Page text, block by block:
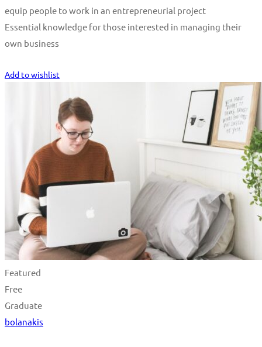
equip people to work in an entrepreneurial project
Essential knowledge for those interested in managing their
own business
Add to wishlist
Featured
Free
Graduate
bolanakis